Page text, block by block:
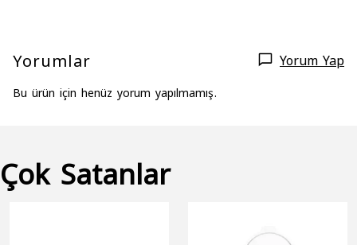
Yorumlar Yorum Yap
Bu ürün için henüz yorum yapılmamış.
Çok Satanlar